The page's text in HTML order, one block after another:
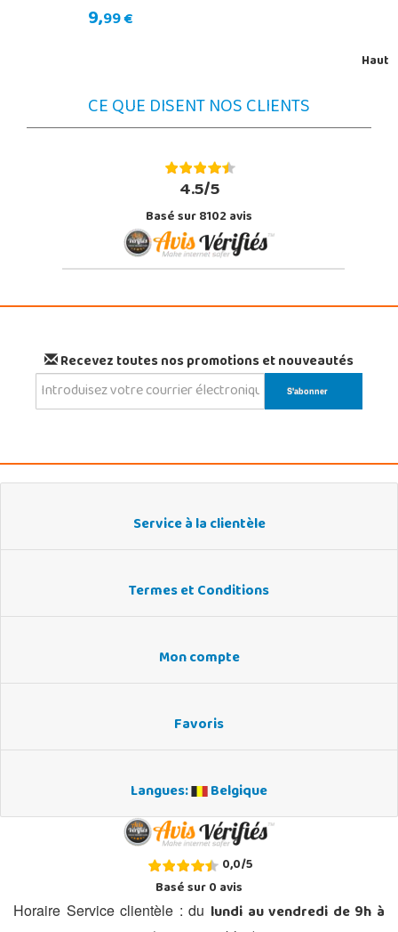
9,99 €
Haut
CE QUE DISENT NOS CLIENTS
4.5/5
Basé sur 8102 avis
Recevez toutes nos promotions et nouveautés
Service à la clientèle
Termes et Conditions
Mon compte
Favoris
Langues: Belgique
0,0/5
Basé sur0avis
Horaire Service clientèle : du lundi au vendredi de 9h à